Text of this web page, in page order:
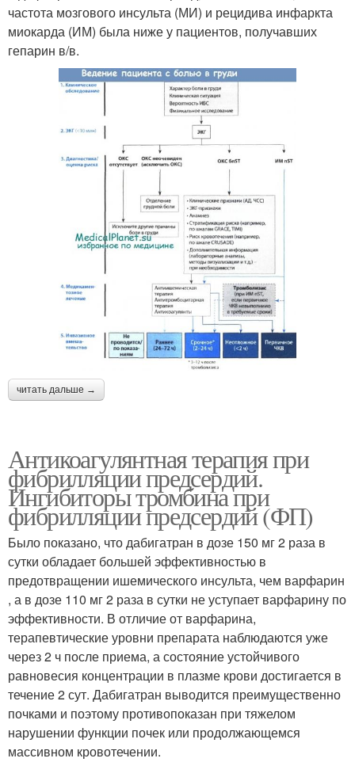
частота мозгового инсульта (МИ) и рецидива инфаркта
миокарда (ИМ) была ниже у пациентов, получавших
гепарин в/в.
читать дальше →
Антикоагулянтная терапия при
фибрилляции предсердий.
Ингибиторы тромбина при
фибрилляции предсердий (ФП)
Было показано, что дабигатран в дозе 150 мг 2 раза в
сутки обладает большей эффективностью в
предотвращении ишемического инсульта, чем варфарин
, а в дозе 110 мг 2 раза в сутки не уступает варфарину по
эффективности. В отличие от варфарина,
терапевтические уровни препарата наблюдаются уже
через 2 ч после приема, а состояние устойчивого
равновесия концентрации в плазме крови достигается в
течение 2 сут. Дабигатран выводится преимущественно
почками и поэтому противопоказан при тяжелом
нарушении функции почек или продолжающемся
массивном кровотечении.